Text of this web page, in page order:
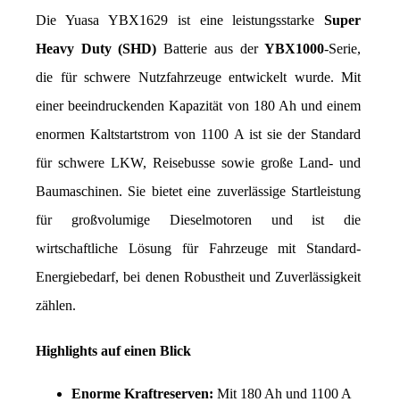
Die Yuasa YBX1629 ist eine leistungsstarke Super
Heavy Duty (SHD) Batterie aus der YBX1000-Serie,
die für schwere Nutzfahrzeuge entwickelt wurde. Mit
einer beeindruckenden Kapazität von 180 Ah und einem
enormen Kaltstartstrom von 1100 A ist sie der Standard
für schwere LKW, Reisebusse sowie große Land- und
Baumaschinen. Sie bietet eine zuverlässige Startleistung
für großvolumige Dieselmotoren und ist die
wirtschaftliche Lösung für Fahrzeuge mit Standard-
Energiebedarf, bei denen Robustheit und Zuverlässigkeit
zählen.
Highlights auf einen Blick
Enorme Kraftreserven: Mit 180 Ah und 1100 A